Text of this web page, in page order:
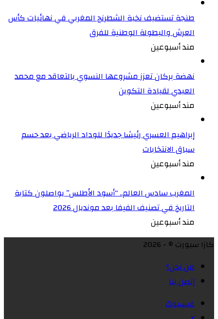
طنجة تستضيف نخبة الشطرنج المغربي في نهائيات كأس
العرش والبطولة الوطنية للفرق
مند أسبوعين
نهضة بركان تعزز مشروعها النسوي بالتعاقد مع محمد
العبدي لقيادة التكوين
مند أسبوعين
إبراهيم العسري رئيسًا جديدًا للوداد الرياضي بعد حسم
سباق الانتخابات
مند أسبوعين
المغرب سادس العالم.. “أسود الأطلس” يواصلون كتابة
التاريخ في تصنيف الفيفا بعد مونديال 2026
مند أسبوعين
كازا سبورت © - 2026
من نحن؟
إتصل بنا
فيسبوك